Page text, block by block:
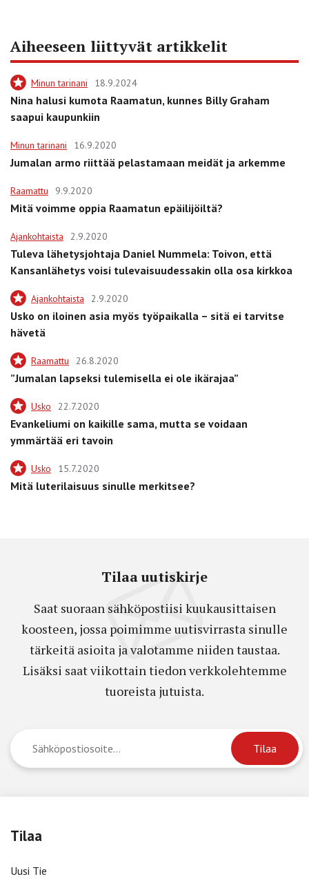
Aiheeseen liittyvät artikkelit
Minun tarinani 18.9.2024
Nina halusi kumota Raamatun, kunnes Billy Graham
saapui kaupunkiin
Minun tarinani 16.9.2020
Jumalan armo riittää pelastamaan meidät ja arkemme
Raamattu 9.9.2020
Mitä voimme oppia Raamatun epäilijöiltä?
Ajankohtaista 2.9.2020
Tuleva lähetysjohtaja Daniel Nummela: Toivon, että
Kansanlähetys voisi tulevaisuudessakin olla osa kirkkoa
Ajankohtaista 2.9.2020
Usko on iloinen asia myös työpaikalla – sitä ei tarvitse
hävetä
Raamattu 26.8.2020
”Jumalan lapseksi tulemisella ei ole ikärajaa”
Usko 22.7.2020
Evankeliumi on kaikille sama, mutta se voidaan
ymmärtää eri tavoin
Usko 15.7.2020
Mitä luterilaisuus sinulle merkitsee?
Tilaa uutiskirje
Saat suoraan sähköpostiisi kuukausittaisen
koosteen, jossa poimimme uutisvirrasta sinulle
tärkeitä asioita ja valotamme niiden taustaa.
Lisäksi saat viikottain tiedon verkkolehtemme
tuoreista jutuista.
Tilaa
Uusi Tie